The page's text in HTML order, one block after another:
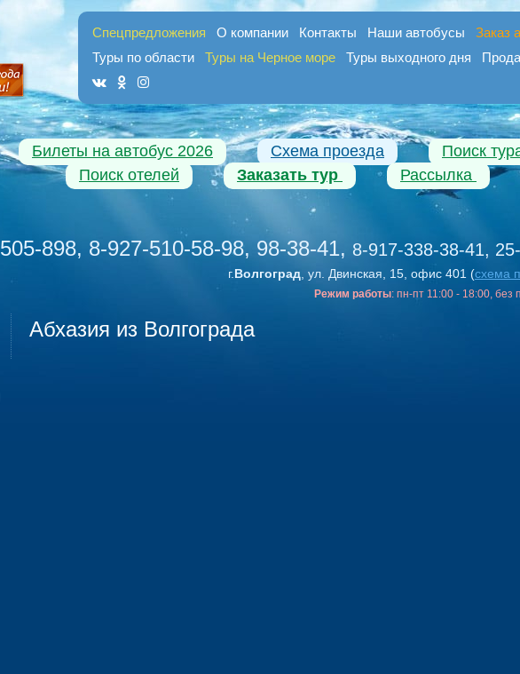
Спецпредложения О компании Контакты Наши автобусы
Заказ
Туры по области
Туры на Черное море Туры выходного дня
Билеты на автобус 2026 Схема проезда
Поиск
Поиск отелей
Заказать тур Рассылка
505-898, 8-927-510-58-98, 98-38-41, 8-917-338-38-41,
г.Волгоград , ул. Двинская, 15, офис 401 (схема
Режим работы: пн-пт 11:00 - 18:00, без
Абхазия из Волгограда